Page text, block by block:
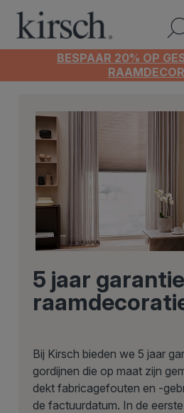
BESPAAR 20% OP
5 jaar
Bij Kirsch bieden we 5 jaar
gordijnen die op maat zijn
dekt fabricagefouten en -
de factuurdatum. In de